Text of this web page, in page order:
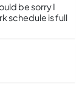
be sorry I
schedule is full